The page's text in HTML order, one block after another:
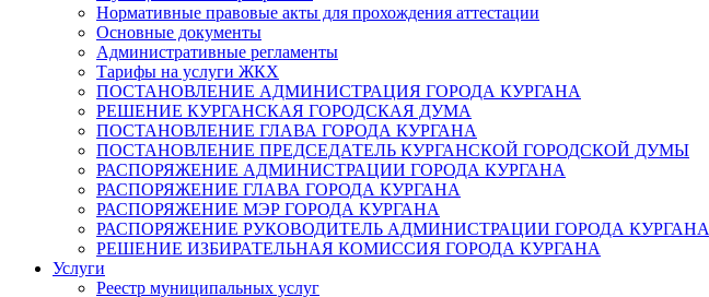
Нормативные правовые акты для прохождения аттестации
Основные документы
Административные регламенты
Тарифы на услуги ЖКХ
ПОСТАНОВЛЕНИЕ АДМИНИСТРАЦИЯ ГОРОДА КУРГАНА
РЕШЕНИЕ КУРГАНСКАЯ ГОРОДСКАЯ ДУМА
ПОСТАНОВЛЕНИЕ ГЛАВА ГОРОДА КУРГАНА
ПОСТАНОВЛЕНИЕ ПРЕДСЕДАТЕЛЬ КУРГАНСКОЙ ГОРОДСКОЙ ДУМЫ
РАСПОРЯЖЕНИЕ АДМИНИСТРАЦИИ ГОРОДА КУРГАНА
РАСПОРЯЖЕНИЕ ГЛАВА ГОРОДА КУРГАНА
РАСПОРЯЖЕНИЕ МЭР ГОРОДА КУРГАНА
РАСПОРЯЖЕНИЕ РУКОВОДИТЕЛЬ АДМИНИСТРАЦИИ ГОРОДА КУРГАНА
РЕШЕНИЕ ИЗБИРАТЕЛЬНАЯ КОМИССИЯ ГОРОДА КУРГАНА
Услуги
Реестр муниципальных услуг